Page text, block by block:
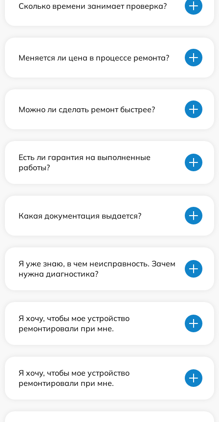
Сколько времени занимает проверка?
Меняется ли цена в процессе ремонта?
Можно ли сделать ремонт быстрее?
Есть ли гарантия на выполненные
работы?
Какая документация выдается?
Я уже знаю, в чем неисправность. Зачем
нужна диагностика?
Я хочу, чтобы мое устройство
ремонтировали при мне.
Я хочу, чтобы мое устройство
ремонтировали при мне.